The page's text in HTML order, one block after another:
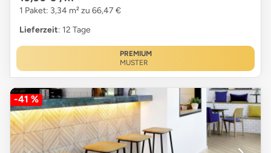
1 Paket: 3,34 m² zu 66,47 €
Lieferzeit: 12 Tage
PREMIUM
MUSTER
-41 %